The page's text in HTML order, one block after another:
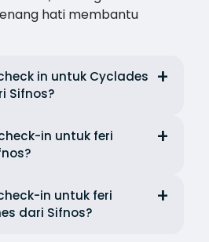
hati membantu
in untuk Cyclades
Sifnos?
in untuk feri
in untuk feri
dari Sifnos?